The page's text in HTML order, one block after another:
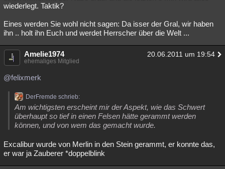
wiederlegt. Taktik?
Eines werden Sie wohl nicht sagen: Da isser der Gral, wir haben
ihn .. holt ihn Euch und werdet Herrscher über die Welt ...
Amelie1974 20.06.2011 um 19:54
ehemaliges Mitglied
@felixmerk
DerFremde schrieb:
Am wichtigsten erscheint mir der Aspekt, wie das Schwert
überhaupt so tief in einen Felsen hätte gerammt werden
können, und von wem das gemacht wurde.
Excalibur wurde von Merlin in den Stein gerammt, er konnte das,
er war ja Zauberer *doppelblink